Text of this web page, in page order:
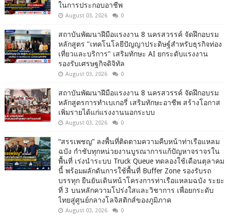
ในการประกอบอาชีพ
August 03, 2026 0
สถาบันพัฒนาฝีมือแรงงาน 8 นครสวรรค์ จัดฝึกอบรม
หลักสูตร "เทคโนโลยีปัญญาประดิษฐ์สำหรับธุรกิจท่อง
เที่ยวและบริการ" เสริมทักษะ AI ยกระดับแรงงาน
รองรับเศรษฐกิจดิจิทัล
August 03, 2026 0
สถาบันพัฒนาฝีมือแรงงาน 8 นครสวรรค์ จัดฝึกอบรม
หลักสูตรการทำเบเกอรี่ เสริมทักษะอาชีพ สร้างโอกาส
เพิ่มรายได้แก่แรงงานนอกระบบ
August 03, 2026 0
“สรรเพชญ” ลงพื้นที่ติดตามความคืบหน้าท่าเรือแหลม
ฉบัง กำชับทุกหน่วยงานบูรณาการแก้ปัญหาจราจรใน
พื้นที่ เร่งนำระบบ Truck Queue ทดลองใช้เดือนตุลาคม
นี้ พร้อมผลักดันการใช้พื้นที่ Buffer Zone รองรับรถ
บรรทุก ยืนยันเดินหน้าโครงการท่าเรือแหลมฉบัง ระยะ
ที่ 3 บนหลักความโปร่งใสและวิชาการ เพื่อยกระดับ
ไทยสู่ศูนย์กลางโลจิสติกส์ของภูมิภาค
August 03, 2026 0